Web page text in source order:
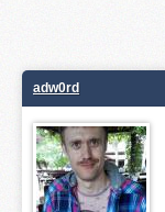
adw0rd